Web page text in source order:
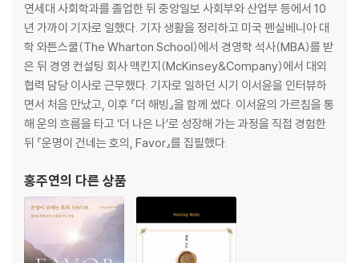
19. 빨간불
20. 진정한 편안함
21. 부의 근력을 키워라
- 더 적은 재산을 물려받아도
22. 아무리 애써도 여전히 불안하다면
- 꿈을 이루다
23. 간절히 원하면 이루어지지 않는다
- 구루 스토리_날개를 펼치다
5부. 행운의 법칙
25. 인생의 변화
연세대 사회학과를 졸업한 뒤 중앙일보 사회부와 산업부 등에서 10
년 가까이 기자로 일했다. 기자 생활을 정리하고 미국 펜실베니아 대
학 와튼스쿨(The Wharton School)에서 경영학 석사(MBA)를 받
은 뒤 경영 컨설팅 회사 맥킨지(McKinsey&Company)에서 대외
협력 담당 이사로 근무했다. 기자로 일하던 시기 이서윤을 인터뷰하
면서 처음 만났고, 이후 『더 해빙』을 함께 썼다. 이서윤의 가르침을 통
해 운의 흐름을 타고 ‘더 나은 나’로 성장해 가는 과정을 직접 경험한
뒤 『운명이 건네는 호의, Favor』를 집필했다.
홍주연의 다른 상품